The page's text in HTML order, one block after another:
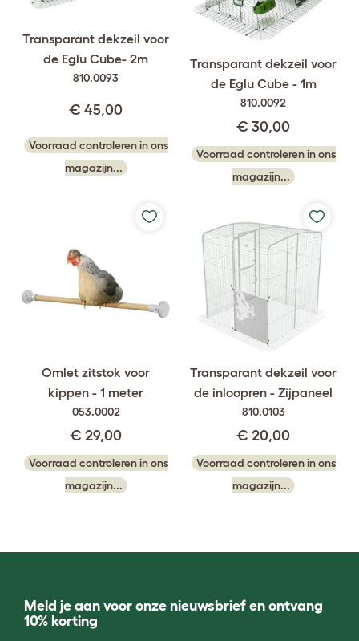
Transparant dekzeil voor
de Eglu Cube- 2m
810.0093
€ 45,00
Voorraad controleren in ons
magazijn...
Transparant dekzeil voor
de Eglu Cube - 1m
810.0092
€ 30,00
Voorraad controleren in ons
magazijn...
Omlet zitstok voor
kippen - 1 meter
053.0002
€ 29,00
Voorraad controleren in ons
magazijn...
Transparant dekzeil voor
de inloopren - Zijpaneel
810.0103
€ 20,00
Voorraad controleren in ons
magazijn...
Meld je aan voor onze nieuwsbrief en ontvang
10% korting